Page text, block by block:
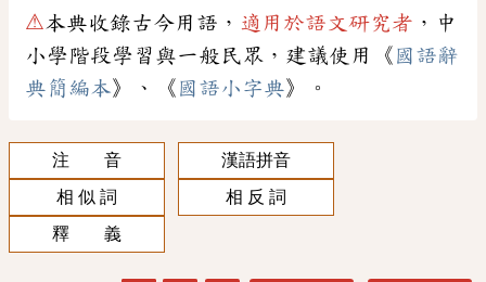
⚠本典收錄古今用語， 適用於語文研究者 ，中
小學階段學習與一般民眾，建議使用《 國語辭
典簡編本》、《 國語小字典》。
注 音
漢語拼音
相 似 詞
相 反 詞
釋 義